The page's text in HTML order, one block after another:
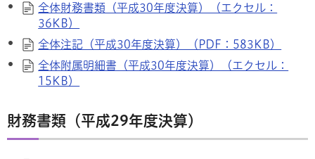
全体財務書類（平成30年度決算）（エクセル：
36KB）
全体注記（平成30年度決算）（PDF：583KB）
全体附属明細書（平成30年度決算）（エクセル：
15KB）
財務書類（平成29年度決算）